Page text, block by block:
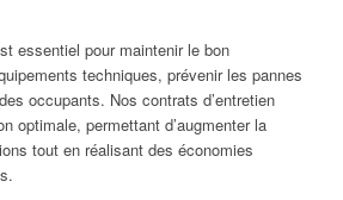
essentiel pour maintenir le bon
techniques, prévenir les pannes
occupants. Nos contrats d’entretien
optimale, permettant d’augmenter la
tout en réalisant des économies